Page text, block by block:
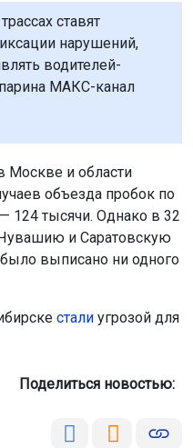
ставят
нарушений,
водителей-
МАКС-канал
Москве и области
объезда пробок по
124 тысячи. Однако в 32
и Саратовскую
выписано ни одного
стали угрозой для
Поделиться новостью: